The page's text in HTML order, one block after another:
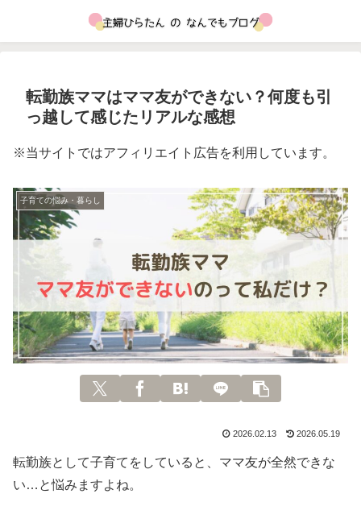
転勤族ママはママ友ができない？何度も引
っ越して感じたリアルな感想
※当サイトではアフィリエイト広告を利用しています。
子育ての悩み・暮らし
2026.02.13 2026.05.19
転勤族として子育てをしていると、ママ友が全然できな
い…と悩みますよね。